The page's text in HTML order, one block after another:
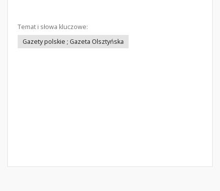
Temat i słowa kluczowe:
Gazety polskie ; Gazeta Olsztyńska